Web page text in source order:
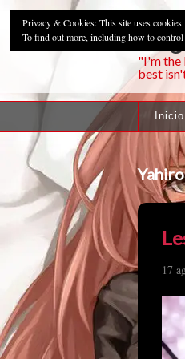
"I'm the
best
Inicio
17
Privacy & Cookies: This site uses
To find out more, including how to control